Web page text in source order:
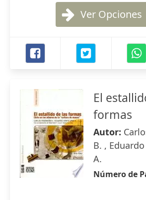
Ver Opciones
El
formas
Autor:
B. ,
A.
Número de